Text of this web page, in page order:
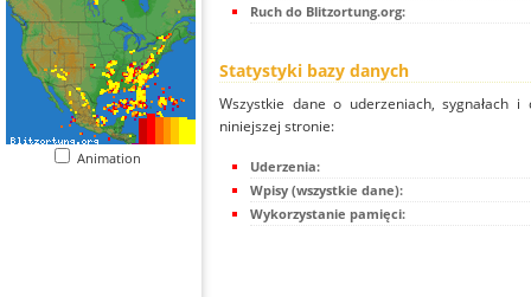
Animation
Ruch do Blitzortung.org:
Statystyki bazy danych
Wszystkie dane o uderzeniach, sygnałach
niniejszej stronie:
Uderzenia:
Wpisy (wszystkie dane):
Wykorzystanie pamięci: